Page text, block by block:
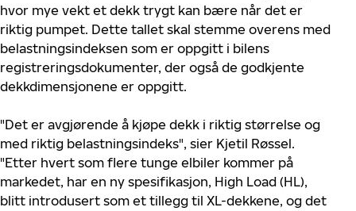
hvor mye vekt et dekk trygt kan bære når det er
riktig pumpet. Dette tallet skal stemme overens med
belastningsindeksen som er oppgitt i bilens
registreringsdokumenter, der også de godkjente
dekkdimensjonene er oppgitt.
"Det er avgjørende å kjøpe dekk i riktig størrelse og
med riktig belastningsindeks", sier Kjetil Røssel.
"Etter hvert som flere tunge elbiler kommer på
markedet, har en ny spesifikasjon, High Load (HL),
blitt introdusert som et tillegg til XL-dekkene, og det